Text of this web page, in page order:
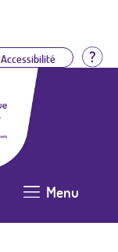
Accessibilité
Menu